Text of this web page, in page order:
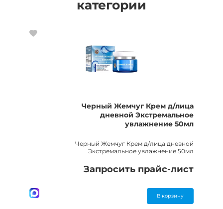
категории
Черный Жемчуг Крем д/лица
дневной Экстремальное
увлажнение 50мл
Черный Жемчуг Крем д/лица дневной
Экстремальное увлажнение 50мл
Запросить прайс-лист
В корзину